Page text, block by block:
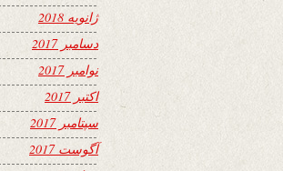
ژانویه 2018
دسامبر 2017
نوامبر 2017
اکتبر 2017
سپتامبر 2017
آگوست 2017